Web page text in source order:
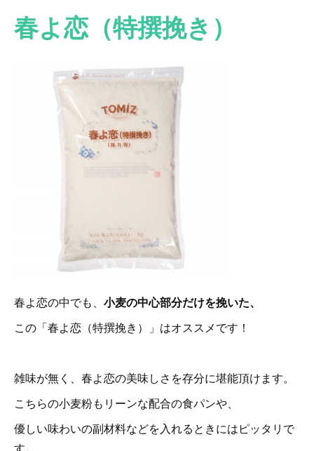
春よ恋（特撰挽き）
春よ恋の中でも、 小麦の中心部分だけを挽いた、
この「春よ恋（特撰挽き）」はオススメです！
雑味が無く、春よ恋の美味しさを存分に堪能頂けます。
こちらの小麦粉もリーンな配合の食パンや、
優しい味わいの副材料などを入れるときにはピッタリで